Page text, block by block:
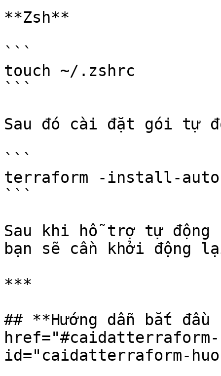
**Zsh**
```
touch ~/.zshrc
```
Sau đó cài đặt gói tự
```
terraform -install-
```
Sau khi hỗ trợ tự động
bạn sẽ cần khởi động
***
## **Hướng dẫn bắt đầu
href="#caidatterraform-
id="caidatterraform-